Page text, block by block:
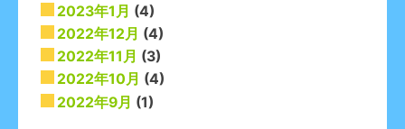
2023年1月 (4)
2022年12月 (4)
2022年11月 (3)
2022年10月 (4)
2022年9月 (1)